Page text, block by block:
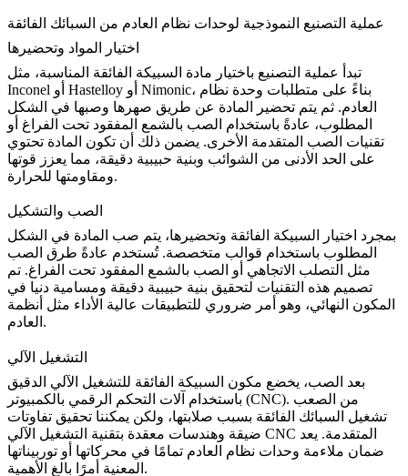
عملية التصنيع النموذجية لوحدات نظام العادم من السبائك الفائقة
اختيار المواد وتحضيرها
تبدأ عملية التصنيع باختيار مادة السبيكة الفائقة المناسبة، مثل
Inconel أو Hastelloy أو Nimonic، بناءً على متطلبات وحدة نظام
العادم. ثم يتم تحضير المادة عن طريق صهرها وصبها في الشكل
المطلوب، عادةً باستخدام الصب بالشمع المفقود تحت الفراغ أو
تقنيات الصب المتقدمة الأخرى. يضمن ذلك أن تكون المادة تحتوي
على الحد الأدنى من الشوائب وبنية حبيبية دقيقة، مما يعزز قوتها
ومقاومتها للحرارة.
الصب والتشكيل
بمجرد اختيار السبيكة الفائقة وتحضيرها، يتم صب المادة في الشكل
المطلوب باستخدام قوالب متخصصة. تُستخدم عادةً طرق الصب
مثل التصلب الاتجاهي أو الصب بالشمع المفقود تحت الفراغ. تم
تصميم هذه التقنيات لتحقيق بنية حبيبية دقيقة ومسامية دنيا في
المكون النهائي، وهو أمر ضروري للتطبيقات عالية الأداء مثل أنظمة
العادم.
التشغيل الآلي
بعد الصب، يخضع مكون السبيكة الفائقة للتشغيل الآلي الدقيق
باستخدام آلات التحكم الرقمي بالكمبيوتر (CNC). من الصعب
تشغيل السبائك الفائقة بسبب صلابتها، ولكن يمكننا تحقيق تفاوتات
ضيقة وهندسات معقدة بتقنية التشغيل الآلي CNC المتقدمة. يعد
ضمان ملاءمة وحدات نظام العادم تمامًا في محركاتها أو توربيناتها
المعنية أمرًا بالغ الأهمية.